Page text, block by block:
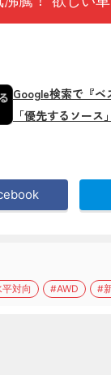
Google検索で『ベ
「優先するソース
対向 #AWD #